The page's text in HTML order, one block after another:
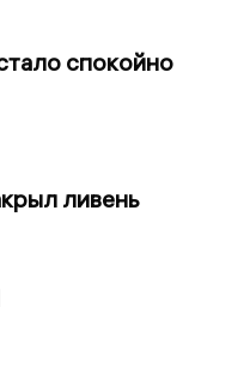
спокойно
ливень